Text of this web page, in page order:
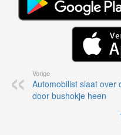
Vorige
Automobilist slaat over
door bushokje heen